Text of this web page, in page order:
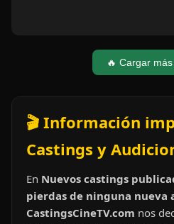
🔥 Cargar
🎬 Información
Castings y
En Nuevos castings
pierdas de ninguna nueva
CastingsCineTV.com nos